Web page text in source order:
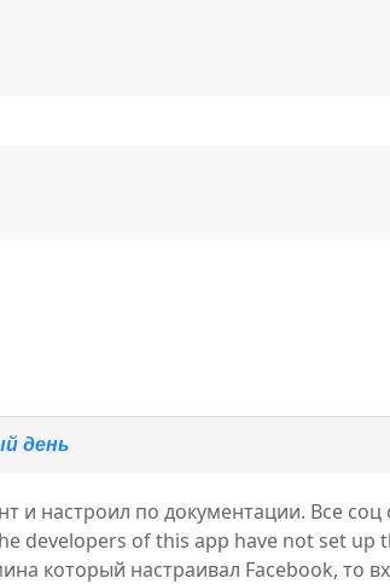
день
и настроил по документации. Все
developers of this app have not set
который настраивал Facebook, то